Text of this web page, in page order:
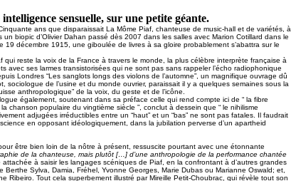
sensuelle, sur une petite géante.
ans que disparaissait La Môme Piaf, chanteuse de music-hall et de variétés, à
un biopic d’Olivier Dahan passé dès 2007 dans les salles avec Marion Cotillard dans le
19 décembre 1915, une giboulée de livres à sa gloire probablement s’abattra sur le
qui reste la voix de la France à travers le monde, la plus célèbre interprète française à
avec ses larmes transistorisées qui ne sont pas sans rappeler l’écho radiophonique
Londres “Les sanglots longs des violons de l’automne”, un magnifique ouvrage dû
sociologue de l’usine et du monde ouvrier, paraissait il y a quelques semaines sous la
anthropologique” de la voix, du geste et de l’icône.
également, soutenant dans sa préface celle qui rend compte ici de “ la fibre
chanson populaire du vingtième siècle ”, conclut à dessein que “ le nihilisme
adjugées irréductibles entre un “haut” et un “bas” ne sont pas fatales. Il faudrait
en opposant idéologiquement, dans la jubilation perverse d’un apartheid
être bien loin de la nôtre à présent, ressuscite pourtant avec une étonnante
de la chanteuse, mais plutôt […] d’une anthropologie de la performance chantée
attachée à saisir les langages scéniques de Piaf, en la confrontant à d’autres grandes
Sylva, Damia, Fréhel, Yvonne Georges, Marie Dubas ou Marianne Oswald; et,
Ribeiro. Tout cela superbement illustré par Mireille Petit-Choubrac, qui révèle tout son